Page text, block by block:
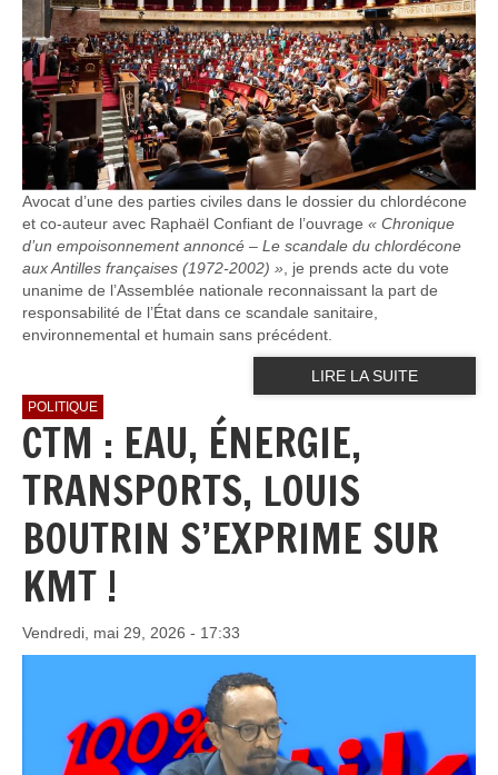
Avocat d’une des parties civiles dans le dossier du chlordécone
et co-auteur avec Raphaël Confiant de l’ouvrage « Chronique
d’un empoisonnement annoncé – Le scandale du chlordécone
aux Antilles françaises (1972-2002) » , je prends acte du vote
unanime de l’Assemblée nationale reconnaissant la part de
responsabilité de l’État dans ce scandale sanitaire,
environnemental et humain sans précédent.
LIRE LA SUITE
POLITIQUE
CTM : EAU, ÉNERGIE,
TRANSPORTS, LOUIS
BOUTRIN S’EXPRIME SUR
KMT !
Vendredi, mai 29, 2026 - 17:33